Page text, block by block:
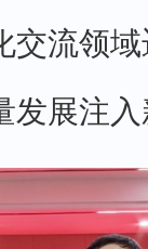
交流领
发展注